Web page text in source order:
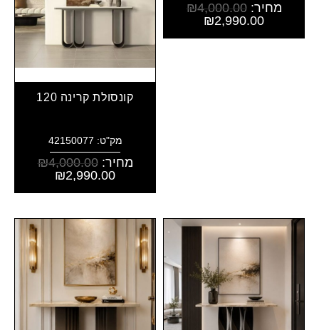
מחיר: ₪4,000.00
₪2,990.00
קונסולת קרינה 120
מק"ט: 42150077
מחיר: ₪4,000.00
₪2,990.00